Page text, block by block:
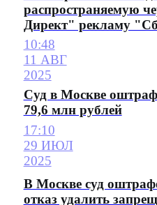
распространяемую
Директ" рекламу
10:48
11 АВГ
2025
Суд в Москве
79,6 млн рублей
17:10
29 ИЮЛ
2025
В Москве суд
отказ удалить